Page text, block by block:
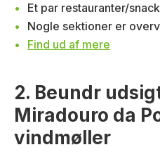
Et par restauranter/
Nogle sektioner er
Find ud af mere
2. Beundr
Miradouro da
vindmøller